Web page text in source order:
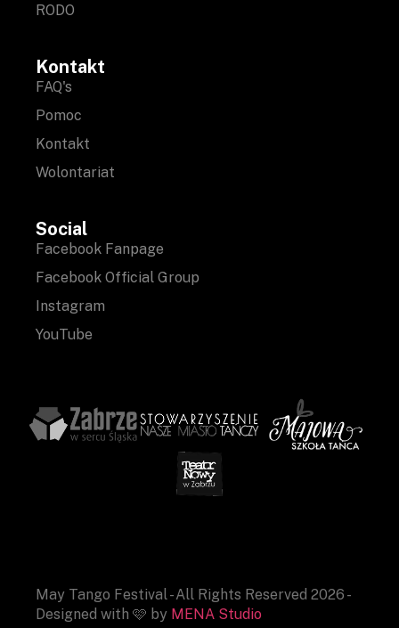
RODO
Kontakt
FAQ's
Pomoc
Kontakt
Wolontariat
Social
Facebook Fanpage
Facebook Official Group
Instagram
YouTube
May Tango Festival - All Rights Reserved 2026 -
Designed with 🩷 by MENA Studio